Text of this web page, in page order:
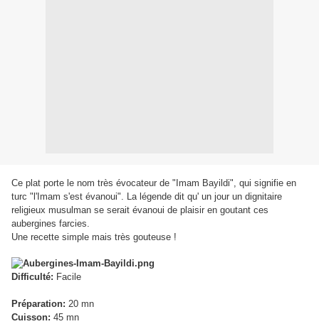
Ce plat porte le nom très évocateur de "Imam Bayildi", qui signifie en
turc "l'Imam s'est évanoui". La légende dit qu' un jour un dignitaire
religieux musulman se serait évanoui de plaisir en goutant ces
aubergines farcies.
Une recette simple mais très gouteuse !
Difficulté: Facile
Préparation: 20 mn
Cuisson: 45 mn